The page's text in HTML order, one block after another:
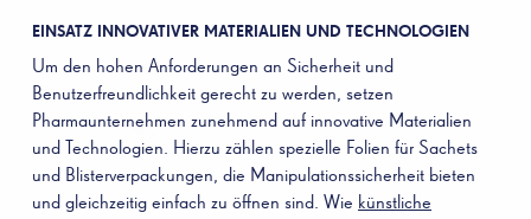
EINSATZ INNOVATIVER MATERIALIEN UND TECHNOLOGIEN
Um den hohen Anforderungen an Sicherheit und
Benutzerfreundlichkeit gerecht zu werden, setzen
Pharmaunternehmen zunehmend auf innovative Materialien
und Technologien. Hierzu zählen spezielle Folien für Sachets
und Blisterverpackungen, die Manipulationssicherheit bieten
und gleichzeitig einfach zu öffnen sind. Wie künstliche